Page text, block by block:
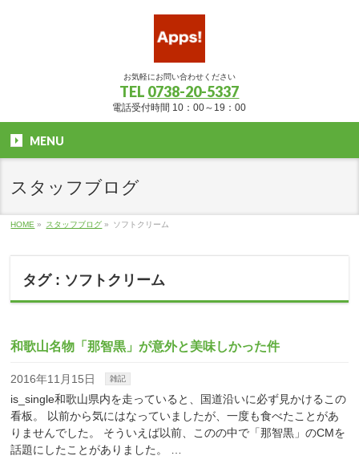
お気軽にお問い合わせください
TEL 0738-20-5337
電話受付時間 10：00～19：00
MENU
スタッフブログ
HOME » スタッフブログ » ソフトクリーム
タグ : ソフトクリーム
和歌山名物「那智黒」が意外と美味しかった件
2016年11月15日 雑記
is_single和歌山県内を走っていると、国道沿いに必ず見かけるこの
看板。 以前から気にはなっていましたが、一度も食べたことがあ
りませんでした。 そういえば以前、このの中で「那智黒」のCMを
話題にしたことがありました。 …